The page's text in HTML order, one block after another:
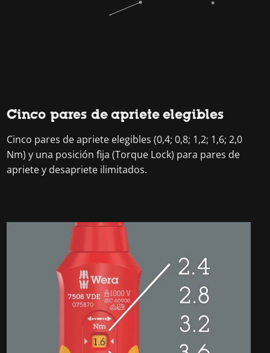
Cinco pares de apriete elegibles
Cinco pares de apriete elegibles (0,4; 0,8; 1,2; 1,6; 2,0
Nm) y una posición fija (Torque Lock) para pares de
apriete y desapriete ilimitados.